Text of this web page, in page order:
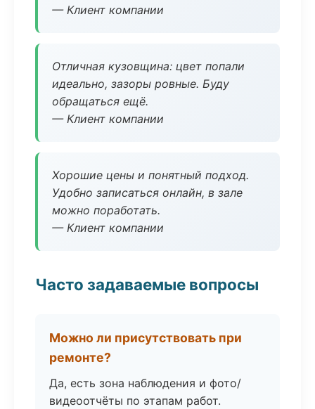
— Клиент компании
Отличная кузовщина: цвет попали
идеально, зазоры ровные. Буду
обращаться ещё.
— Клиент компании
Хорошие цены и понятный подход.
Удобно записаться онлайн, в зале
можно поработать.
— Клиент компании
Часто задаваемые вопросы
Можно ли присутствовать при
ремонте?
Да, есть зона наблюдения и фото/
видеоотчёты по этапам работ.